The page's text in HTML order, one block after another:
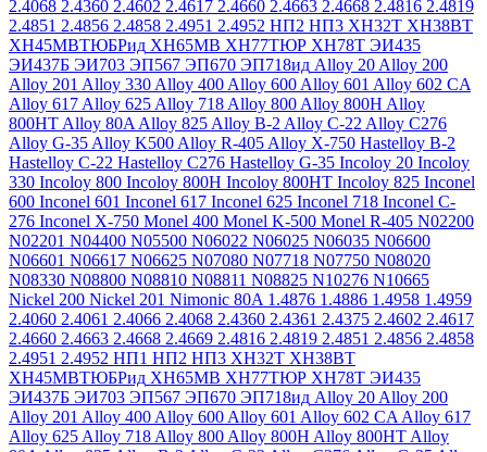
2.4068 2.4360 2.4602 2.4617 2.4660 2.4663 2.4668 2.4816 2.4819
2.4851 2.4856 2.4858 2.4951 2.4952 НП2 НП3 ХН32Т ХН38ВТ
ХН45МВТЮБРид ХН65МВ ХН77ТЮР ХН78Т ЭИ435
ЭИ437Б ЭИ703 ЭП567 ЭП670 ЭП718ид Alloy 20 Alloy 200
Alloy 201 Alloy 330 Alloy 400 Alloy 600 Alloy 601 Alloy 602 CA
Alloy 617 Alloy 625 Alloy 718 Alloy 800 Alloy 800H Alloy
800HT Alloy 80A Alloy 825 Alloy B-2 Alloy C-22 Alloy C276
Alloy G-35 Alloy K500 Alloy R-405 Alloy X-750 Hastelloy B-2
Hastelloy C-22 Hastelloy C276 Hastelloy G-35 Incoloy 20 Incoloy
330 Incoloy 800 Incoloy 800H Incoloy 800HT Incoloy 825 Inconel
600 Inconel 601 Inconel 617 Inconel 625 Inconel 718 Inconel C-
276 Inconel X-750 Monel 400 Monel K-500 Monel R-405 N02200
N02201 N04400 N05500 N06022 N06025 N06035 N06600
N06601 N06617 N06625 N07080 N07718 N07750 N08020
N08330 N08800 N08810 N08811 N08825 N10276 N10665
Nickel 200 Nickel 201 Nimonic 80A 1.4876 1.4886 1.4958 1.4959
2.4060 2.4061 2.4066 2.4068 2.4360 2.4361 2.4375 2.4602 2.4617
2.4660 2.4663 2.4668 2.4669 2.4816 2.4819 2.4851 2.4856 2.4858
2.4951 2.4952 НП1 НП2 НП3 ХН32Т ХН38ВТ
ХН45МВТЮБРид ХН65МВ ХН77ТЮР ХН78Т ЭИ435
ЭИ437Б ЭИ703 ЭП567 ЭП670 ЭП718ид Alloy 20 Alloy 200
Alloy 201 Alloy 400 Alloy 600 Alloy 601 Alloy 602 CA Alloy 617
Alloy 625 Alloy 718 Alloy 800 Alloy 800H Alloy 800HT Alloy